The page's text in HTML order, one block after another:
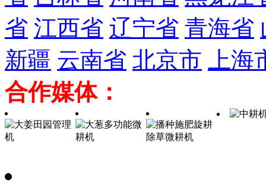
省 江西省 辽宁省 青海省
新疆 云南省 北京市
上海
合作媒体：